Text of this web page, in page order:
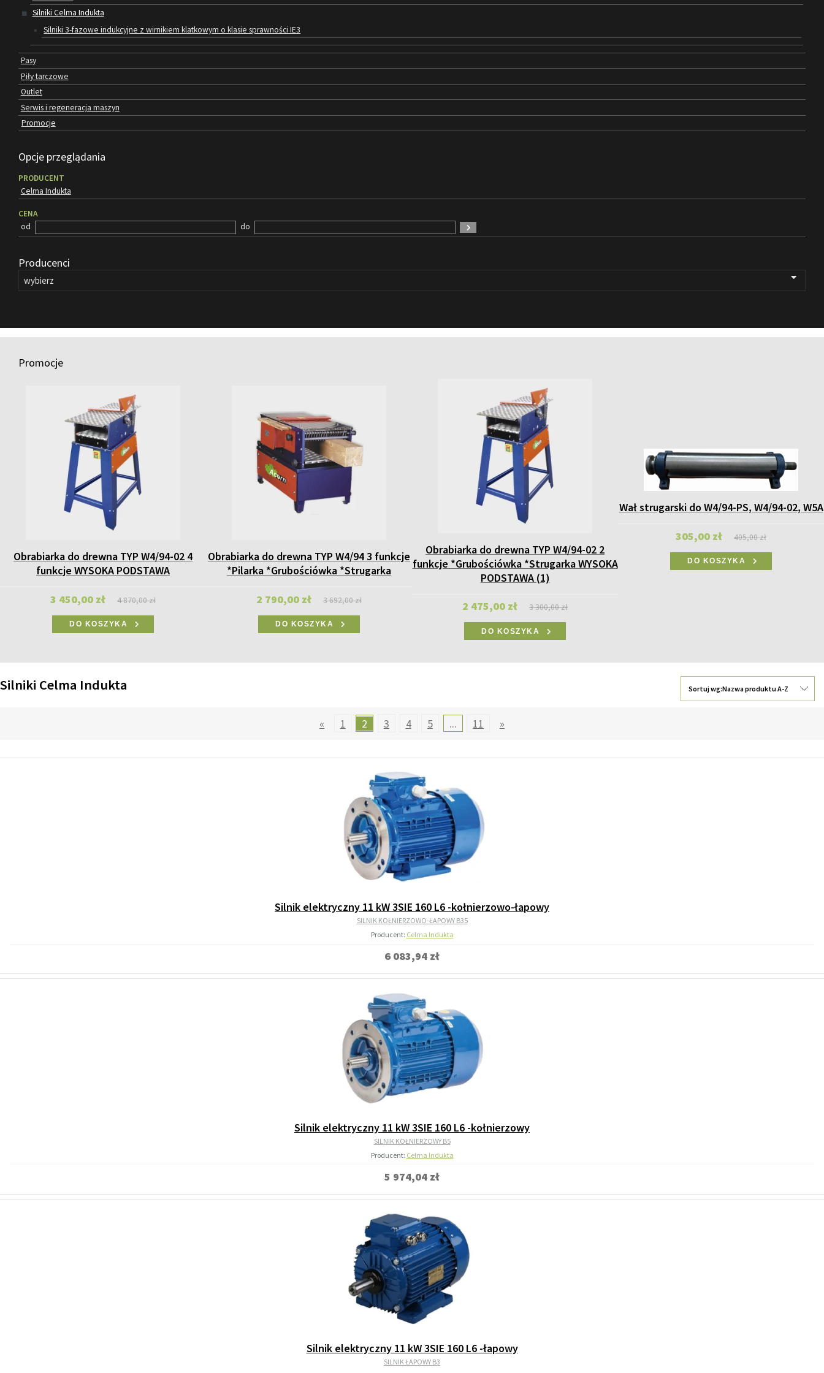
Silniki Celma Indukta
Silniki 3-fazowe indukcyjne z wirnikiem klatkowym o klasie sprawności IE3
Pasy
Piły tarczowe
Outlet
Serwis i regeneracja maszyn
Promocje
Opcje przeglądania
PRODUCENT
Celma Indukta
CENA
od
do
Producenci
Promocje
Obrabiarka do drewna TYP W4/94-02 4
funkcje WYSOKA PODSTAWA
3 450,00 zł 4 870,00 zł
DO KOSZYKA
Obrabiarka do drewna TYP W4/94 3 funkcje
*Pilarka *Grubościówka *Strugarka
2 790,00 zł 3 692,00 zł
DO KOSZYKA
Obrabiarka do drewna TYP W4/94-02 2
funkcje *Grubościówka *Strugarka WYSOKA
PODSTAWA (1)
2 475,00 zł 3 300,00 zł
DO KOSZYKA
Wał strugarski do W4/94-PS, W4/94-02, W5A
305,00 zł 405,00 zł
DO KOSZYKA
Silniki Celma Indukta Sortuj wg:Nazwa produktu A-Z
« 1 2 3 4 5 ... 11 »
Silnik elektryczny 11 kW 3SIE 160 L6 -kołnierzowo-łapowy
SILNIK KOŁNIERZOWO-ŁAPOWY B35
Producent: Celma Indukta
6 083,94 zł
Silnik elektryczny 11 kW 3SIE 160 L6 -kołnierzowy
SILNIK KOŁNIERZOWY B5
Producent: Celma Indukta
5 974,04 zł
Silnik elektryczny 11 kW 3SIE 160 L6 -łapowy
SILNIK ŁAPOWY B3